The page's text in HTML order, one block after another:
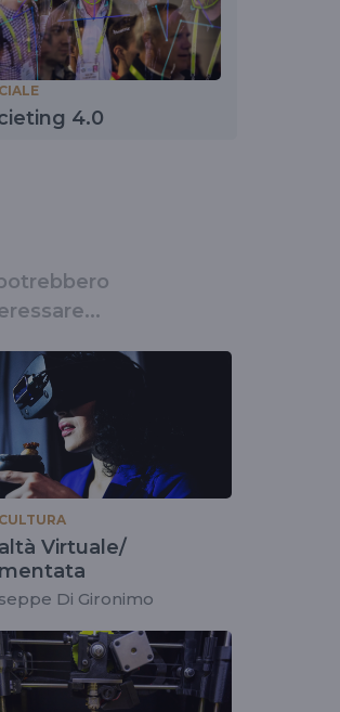
4.0
Virtuale/
Di Gironimo